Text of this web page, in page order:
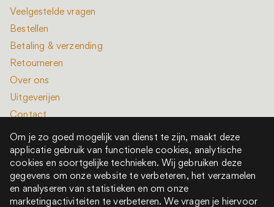
Veelgestelde vragen
Bestellen
Betaling & verzending
Retourneren
Over ons
Uitgeverijen
Contact
Alle rechten voorbehouden © 2022 - 2026
Om je zo goed mogelijk van dienst te zijn, maakt deze
applicatie gebruik van functionele cookies, analytische
cookies en soortgelijke technieken. Wij gebruiken deze
gegevens om onze website te verbeteren, het verzamelen
en analyseren van statistieken en om onze
marketingactiviteiten te verbeteren. We vragen je hiervoor